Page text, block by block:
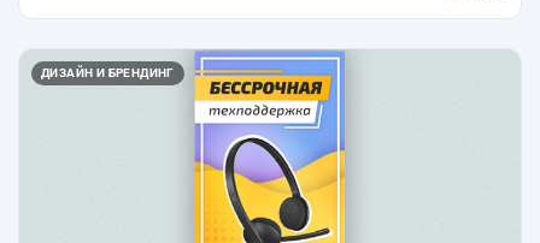
ДИЗАЙН И БРЕНДИНГ